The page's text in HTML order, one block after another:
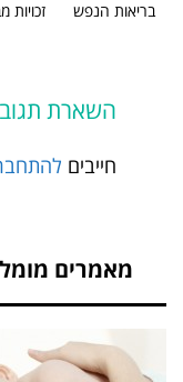
בריאות הנפש זכויות
השארת
חייבים
מאמרים